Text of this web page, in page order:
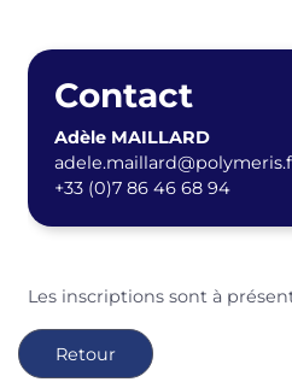
Contact
Adèle MAILLARD
+33 (0)7 86 46 68 94
Les inscriptions sont à
Retour